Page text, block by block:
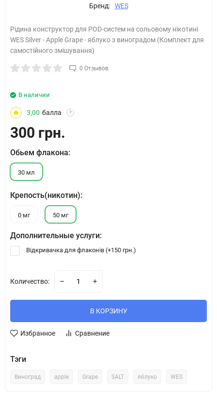
Бренд: WES
Рідина конструктор для POD-систем на сольовому нікотині
WES Silver - Apple Grape - яблуко з виноградом (Комплект для
самостійного змішування)
0 Отзывов
В наличии
3,00 балла ?
300 грн.
Обьем флакона:
30 мл
Крепость(никотин):
0 мг 50 мг
Дополнительные услуги:
Відкривачка для флаконів (+150 грн.)
Количество:
В КОРЗИНУ
Избранное Сравнение
Тэги
Виноград apple Grape SALT яблуко WES